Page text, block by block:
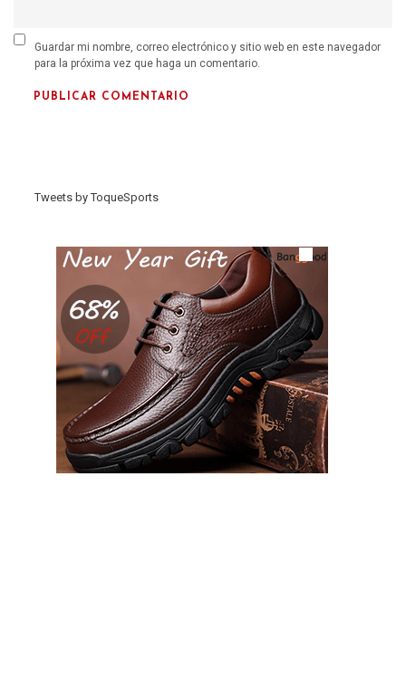
Guardar mi nombre, correo electrónico y sitio web en este navegador
para la próxima vez que haga un comentario.
Tweets by ToqueSports